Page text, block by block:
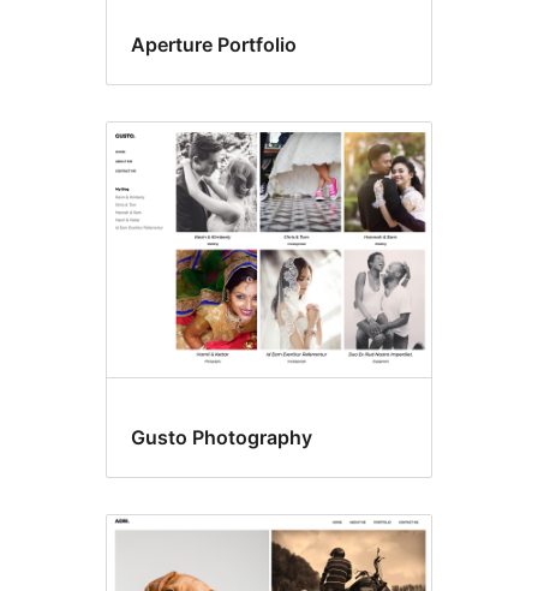
Aperture Portfolio
Gusto Photography